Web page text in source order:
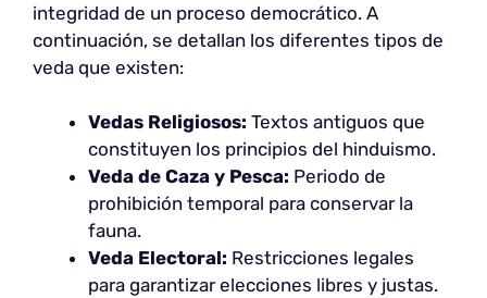
integridad de un proceso democrático. A
continuación, se detallan los diferentes tipos de
veda que existen:
Vedas Religiosos: Textos antiguos que
constituyen los principios del hinduismo.
Veda de Caza y Pesca: Periodo de
prohibición temporal para conservar la
fauna.
Veda Electoral: Restricciones legales
para garantizar elecciones libres y justas.